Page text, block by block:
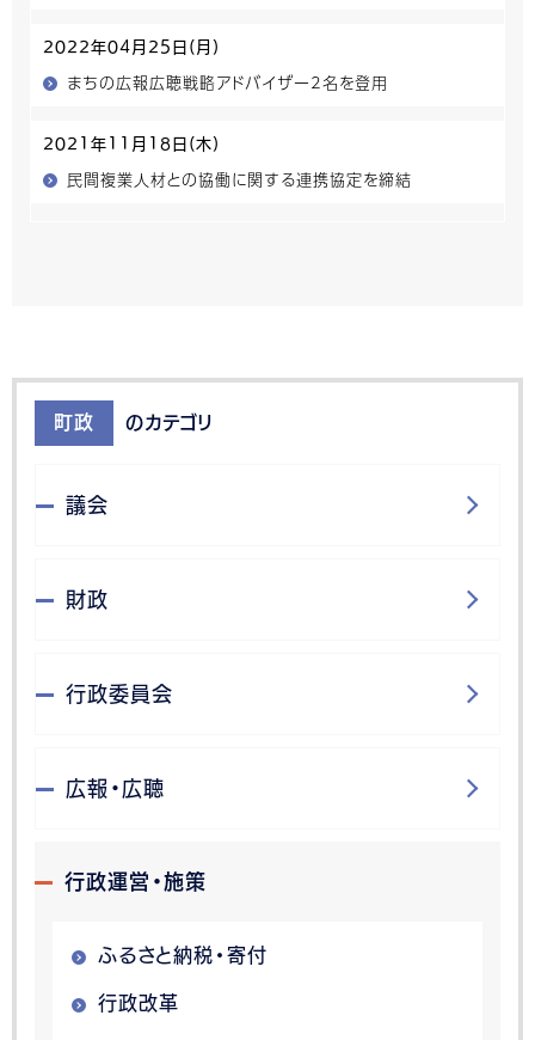
2022年04月25日(月)
まちの広報広聴戦略アドバイザー2名を登用
2021年11月18日(木)
民間複業人材との協働に関する連携協定を締結
町政 のカテゴリ
議会
財政
行政委員会
広報・広聴
行政運営・施策
ふるさと納税・寄付
行政改革